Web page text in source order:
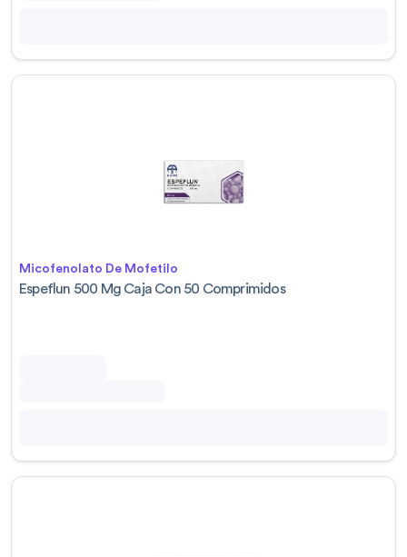
Micofenolato De Mofetilo
Espeflun 500 Mg Caja Con 50 Comprimidos